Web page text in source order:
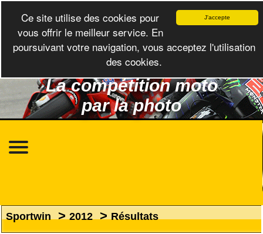
La compétition moto
par la photo
Sportwin>2012>Résultats
J'accepte
Ce site utilise des cookies pour
vous offrir le meilleur service. En
poursuivant votre navigation, vous acceptez l'utilisation
des cookies.